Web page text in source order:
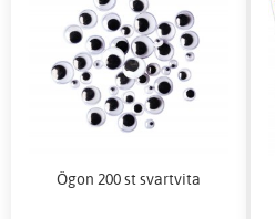
Ögon 200 st svartvita